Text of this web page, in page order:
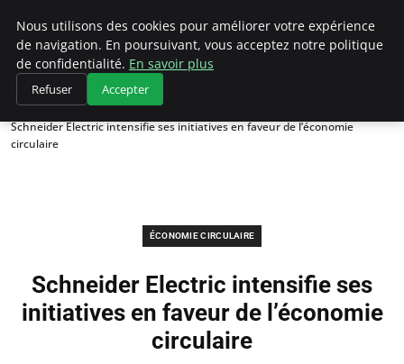
Climategatecountryclub.com
Accueil
Économie circulaire
Schneider Electric intensifie ses initiatives en faveur de l’économie
circulaire
ÉCONOMIE CIRCULAIRE
Schneider Electric intensifie ses
initiatives en faveur de l’économie
circulaire
Nous utilisons des cookies pour améliorer votre expérience
de navigation. En poursuivant, vous acceptez notre politique
de confidentialité. En savoir plus
Refuser Accepter